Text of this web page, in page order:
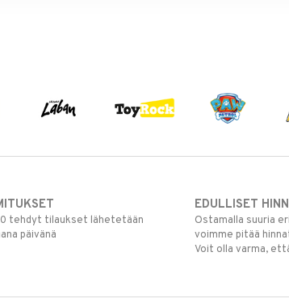
tehdyt tilaukset lähetetään
päivänä
EDULLISET
Ostamalla suuria
voimme pitää
Voit olla varma,